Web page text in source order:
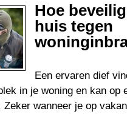
Hoe
huis tegen
Een ervaren dief
in je woning en kan op
Zeker wanneer je op